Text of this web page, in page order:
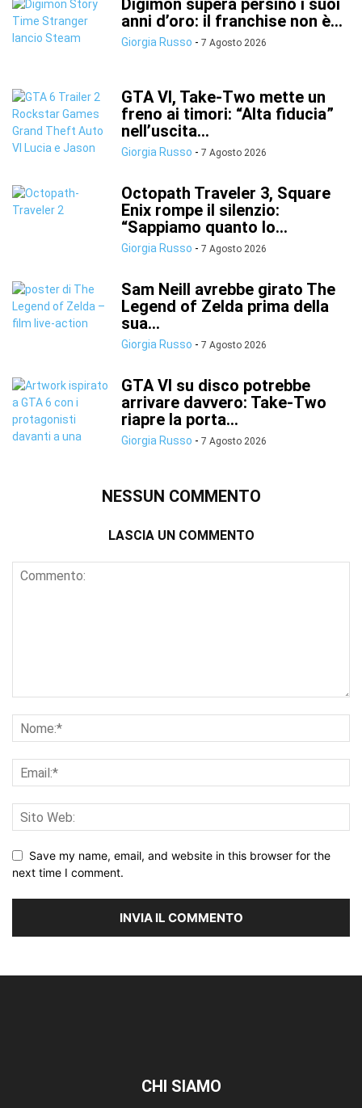
Digimon supera persino i suoi
anni d’oro: il franchise non è...
Giorgia Russo - 7 Agosto 2026
GTA VI, Take-Two mette un
freno ai timori: “Alta fiducia”
nell’uscita...
Giorgia Russo - 7 Agosto 2026
Octopath Traveler 3, Square
Enix rompe il silenzio:
“Sappiamo quanto lo...
Giorgia Russo - 7 Agosto 2026
Sam Neill avrebbe girato The
Legend of Zelda prima della
sua...
Giorgia Russo - 7 Agosto 2026
GTA VI su disco potrebbe
arrivare davvero: Take-Two
riapre la porta...
Giorgia Russo - 7 Agosto 2026
NESSUN COMMENTO
LASCIA UN COMMENTO
Save my name, email, and website in this browser for the
next time I comment.
CHI SIAMO